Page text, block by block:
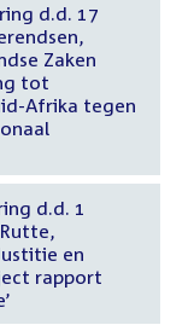
d.d. 17
Zaken
tot
Afrika tegen
d.d. 1
en
rapport